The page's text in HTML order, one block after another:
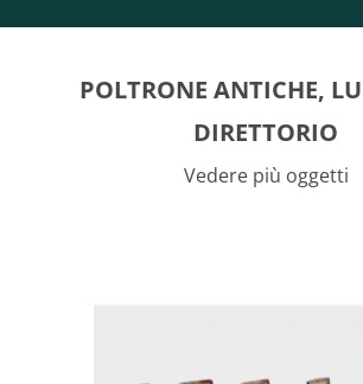
POLTRONE ANTICHE,
DIRETTORIO
Vedere più oggetti